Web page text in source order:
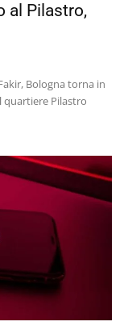
al Pilastro,
Bologna torna in
quartiere Pilastro